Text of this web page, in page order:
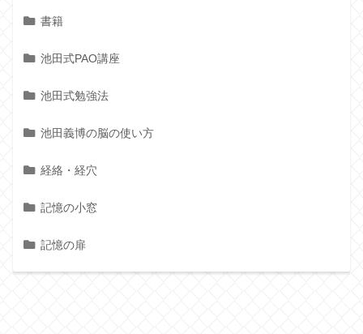
書籍
池田式PAO講座
池田式勉強法
池田義博の脳の使い方
経絡・経穴
記憶の小窓
記憶の扉